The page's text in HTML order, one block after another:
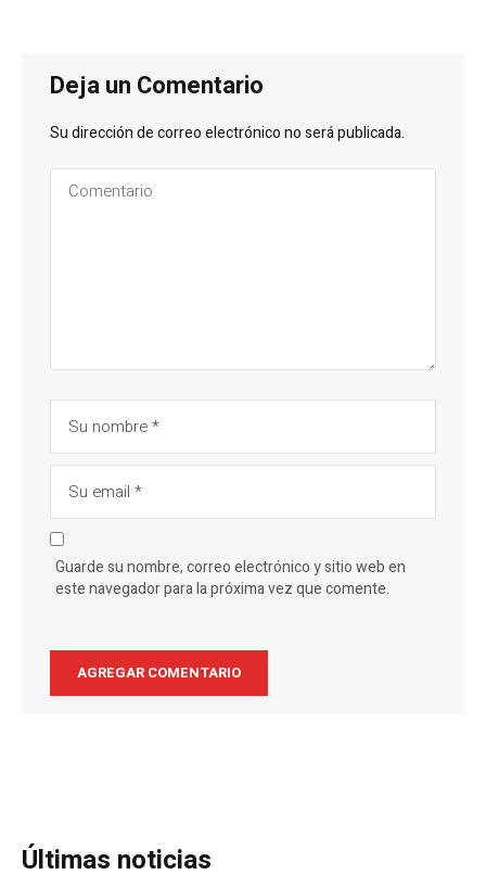
Deja un Comentario
Su dirección de correo electrónico no será publicada.
Guarde su nombre, correo electrónico y sitio web en
este navegador para la próxima vez que comente.
Últimas noticias